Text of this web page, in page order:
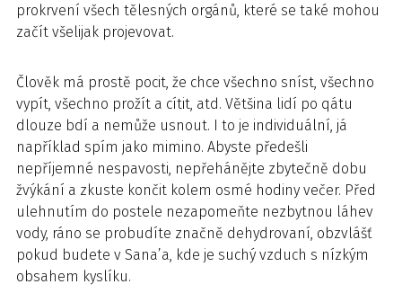
prokrvení všech tělesných orgánů, které se také mohou
začít všelijak projevovat.
Člověk má prostě pocit, že chce všechno sníst, všechno
vypít, všechno prožít a cítit, atd. Většina lidí po qátu
dlouze bdí a nemůže usnout. I to je individuální, já
například spím jako mimino. Abyste předešli
nepříjemné nespavosti, nepřehánějte zbytečně dobu
žvýkání a zkuste končit kolem osmé hodiny večer. Před
ulehnutím do postele nezapomeňte nezbytnou láhev
vody, ráno se probudíte značně dehydrovaní, obzvlášť
pokud budete v Sana’a, kde je suchý vzduch s nízkým
obsahem kyslíku.